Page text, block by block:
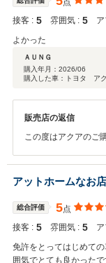
点
接客 : 5 雰囲気 : 5
よかった
ＡＵＮＧ
購入年月： 2026/06
購入した車：トヨタ ア
販売店の返信
この度はアクアのご
アットホームなお店
総合評価 5点
接客 : 5 雰囲気 : 5
免許をとってはじめて
囲気でとても良かったで